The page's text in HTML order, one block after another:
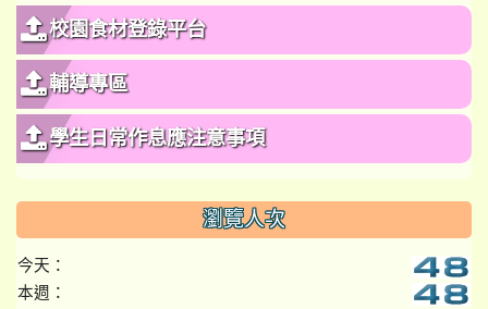
校園食材登錄平台
輔導專區
學生日常作息應注意事項
瀏覽人次
今天：
本週：